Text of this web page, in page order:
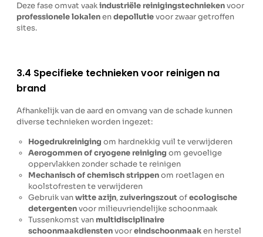
Deze fase omvat vaakindustriële reinigingstechniekenvoor
professionele lokalenendepollutievoor zwaar getroffen
sites.
3.4 Specifieke technieken voor reinigen na
brand
Afhankelijk van de aard en omvang van de schade kunnen
diverse technieken worden ingezet:
Hogedrukreiniging om hardnekkig vuil te verwijderen
Aerogommen of cryogene reiniging om gevoelige
oppervlakken zonder schade te reinigen
Mechanisch of chemisch strippenom roetlagen en
koolstofresten te verwijderen
Gebruik vanwitte azijn,zuiveringszoutofecologische
detergentenvoor milieuvriendelijke schoonmaak
Tussenkomst van multidisciplinaire
schoonmaakdienstenvooreindschoonmaaken herstel